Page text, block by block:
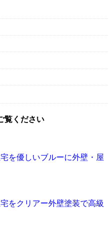
覧ください
を優しいブルーに外壁・屋
をクリアー外壁塗装で高級